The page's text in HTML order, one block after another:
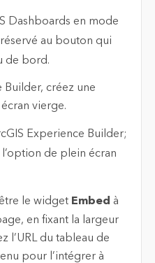
Builder, créez une
vierge.
le widget Embed à
en fixant la largeur
l’URL du tableau de
pour l’intégrer à